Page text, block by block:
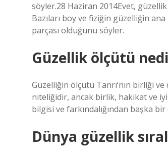
söyler.28 Haziran 2014Evet,
Bazıları boy ve fiziğin güzelliğin
parçası olduğunu söyler.
Güzellik ölçütü
Güzelliğin ölçütü Tanrı’nın birliği
niteliğidir, ancak birlik, hakikat ve
bilgisi ve farkındalığından başka
Dünya güzellik